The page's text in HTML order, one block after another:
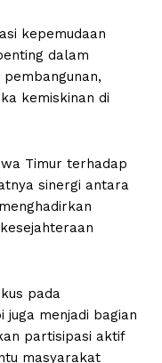
kepemudaan
dalam
kemiskinan di
Timur terhadap
sinergi antara
pada
menjadi bagian
partisipasi aktif
masyarakat